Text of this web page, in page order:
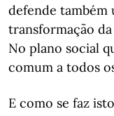
defende
transformação
No plano social
comum a todos
E como se faz